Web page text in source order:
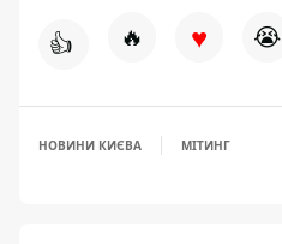
👍 🔥 ♥ 😭
НОВИНИ КИЄВА МІТИНГ